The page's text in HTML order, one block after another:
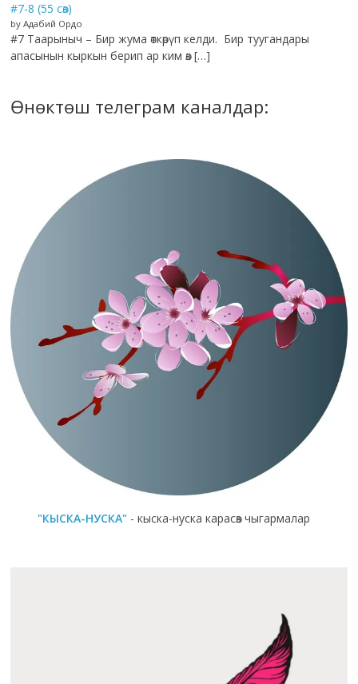
#7-8 (55 сөз)
by Адабий Ордо
#7 Таарыныч – Бир жума өткөрүп келди. Бир туугандары
апасынын кыркын берип ар ким өз […]
Өнөктөш телеграм каналдар:
"КЫСКА-НУСКА" - кыска-нуска карасөз чыгармалар